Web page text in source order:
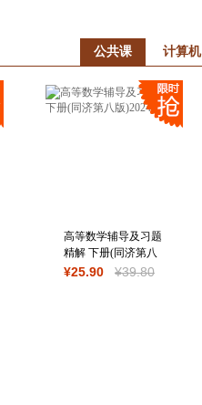
公共课 计算机
高等数学辅导及习题
精解 下册(同济第八
版)2024
¥25.90 ¥39.80